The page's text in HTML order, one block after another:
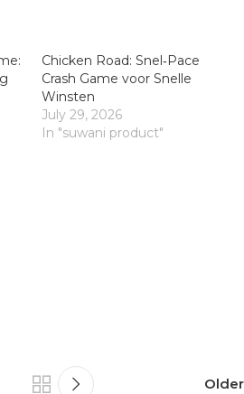
Chicken Road: Snel‑Pace
Crash Game voor Snelle
Winsten
July 29, 2026
In "suwani product"
Older